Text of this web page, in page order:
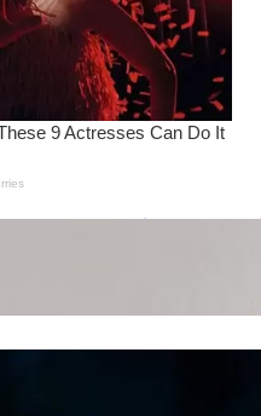
Wanita Pamer Pakaian
Kepribadian